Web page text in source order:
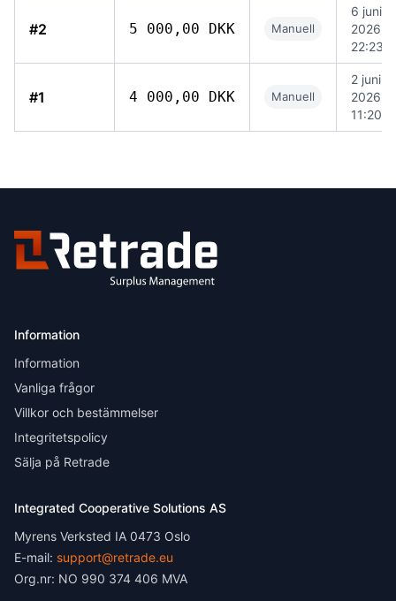
#2 5 000,00 DKK Manuell
6 juni
2026
22:23
#1 4 000,00 DKK Manuell
2 juni
2026
11:20
Information
Information
Vanliga frågor
Villkor och bestämmelser
Integritetspolicy
Sälja på Retrade
Integrated Cooperative Solutions AS
Myrens Verksted IA 0473 Oslo
E-mail: support@retrade.eu
Org.nr: NO 990 374 406 MVA